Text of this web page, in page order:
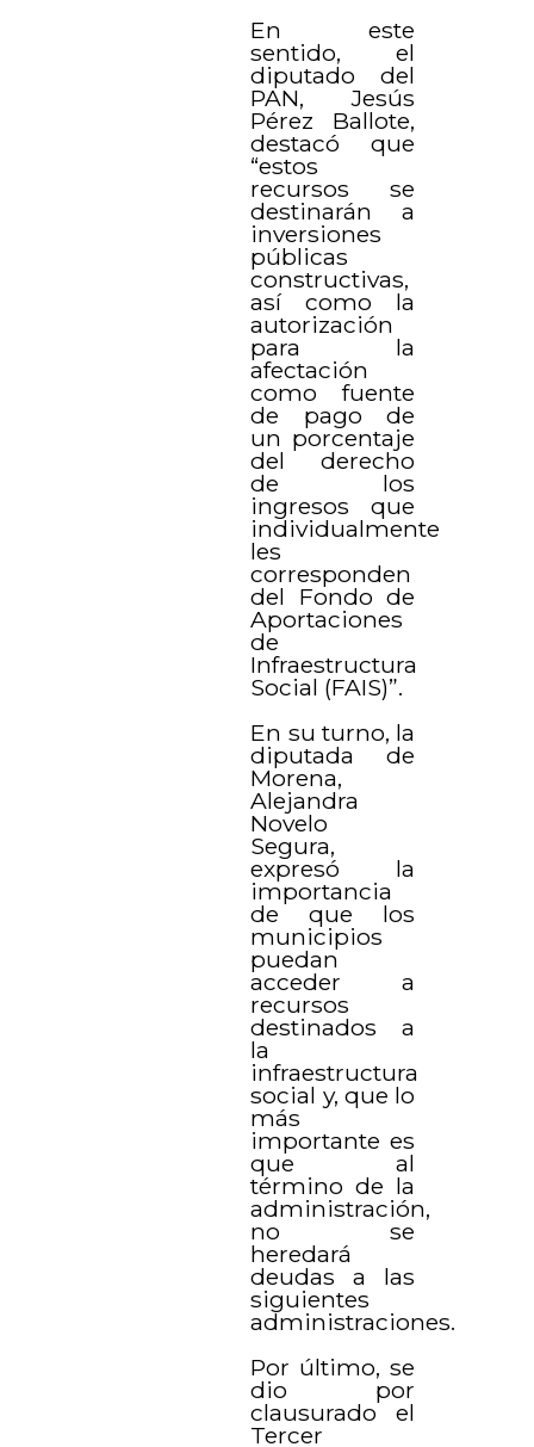
En este
sentido, el
diputado del
PAN, Jesús
Pérez Ballote,
destacó que
“estos
recursos se
destinarán a
inversiones
públicas
constructivas,
así como la
autorización
para la
afectación
como fuente
de pago de
un porcentaje
del derecho
de los
ingresos que
individualmente
les
corresponden
del Fondo de
Aportaciones
de
Infraestructura
Social (FAIS)”.
En su turno, la
diputada de
Morena,
Alejandra
Novelo
Segura,
expresó la
importancia
de que los
municipios
puedan
acceder a
recursos
destinados a
la
infraestructura
social y, que lo
más
importante es
que al
término de la
administración,
no se
heredará
deudas a las
siguientes
administraciones.
Por último, se
dio por
clausurado el
Tercer